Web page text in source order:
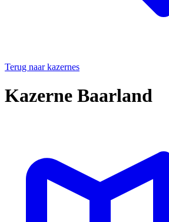
Terug naar kazernes
Kazerne Baarland